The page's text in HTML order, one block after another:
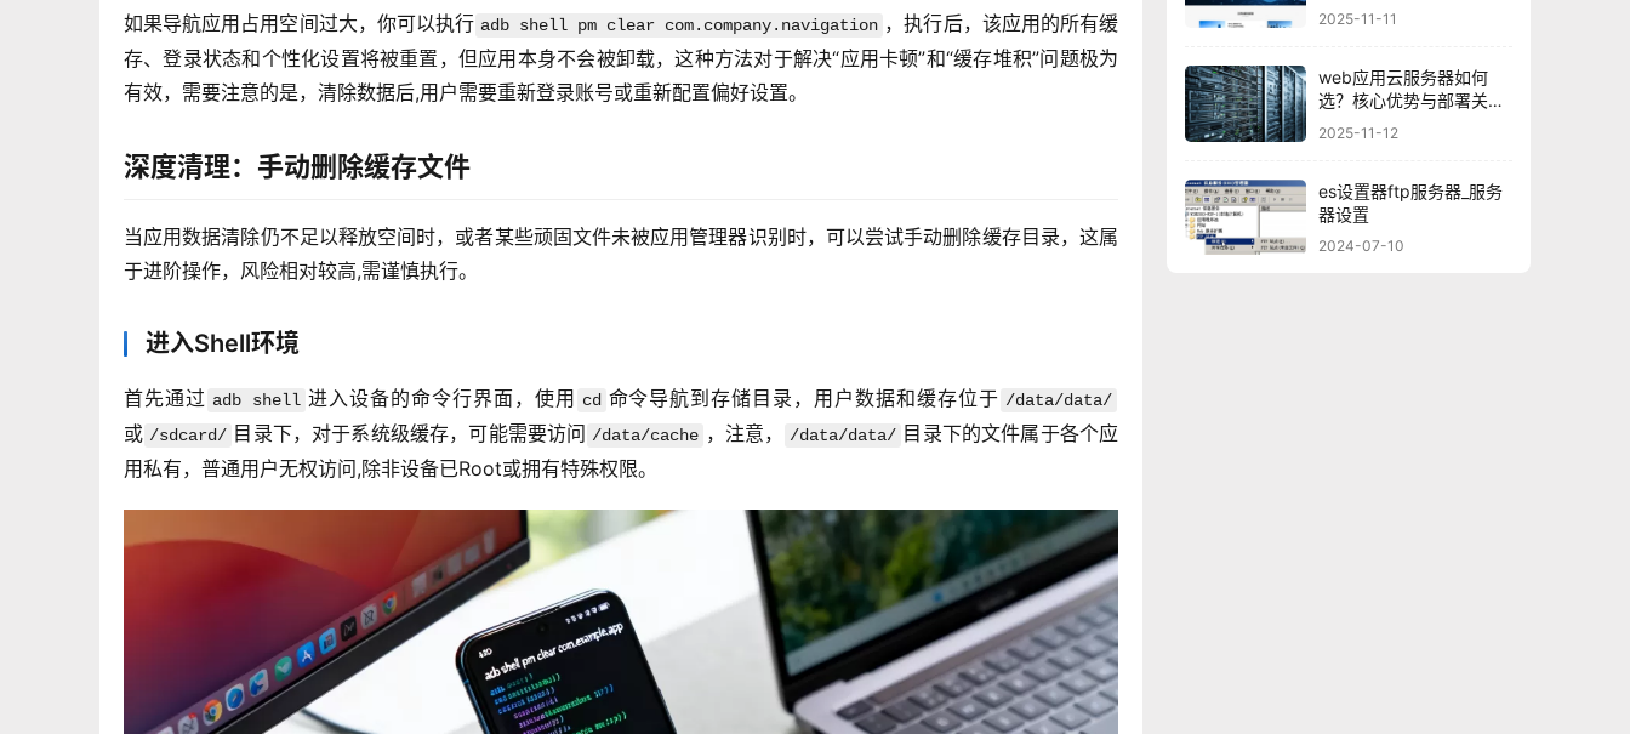
如果导航应用占用空间过大，你可以执行 adb shell pm clear com.company.navigation ，执行后，该应用的所有缓
存、登录状态和个性化设置将被重置，但应用本身不会被卸载，这种方法对于解决“应用卡顿”和“缓存堆积”问题极为
有效，需要注意的是，清除数据后,用户需要重新登录账号或重新配置偏好设置。
深度清理：手动删除缓存文件
当应用数据清除仍不足以释放空间时，或者某些顽固文件未被应用管理器识别时，可以尝试手动删除缓存目录，这属
于进阶操作，风险相对较高,需谨慎执行。
进入Shell环境
首先通过 adb shell 进入设备的命令行界面，使用 cd 命令导航到存储目录，用户数据和缓存位于 /data/data/
或 /sdcard/ 目录下，对于系统级缓存，可能需要访问 /data/cache ，注意， /data/data/ 目录下的文件属于各个应
用私有，普通用户无权访问,除非设备已Root或拥有特殊权限。
2025-11-11
web应用云服务器如何
选？核心优势与部署关键
点是什么？
2025-11-12
es设置器ftp服务器_服务
器设置
2024-07-10